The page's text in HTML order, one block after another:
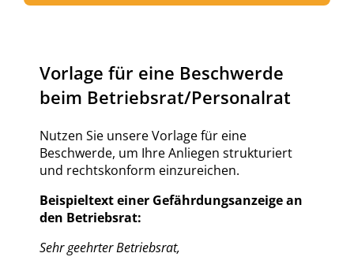
Vorlage für eine Beschwerde
beim Betriebsrat/Personalrat
Nutzen Sie unsere Vorlage für eine
Beschwerde, um Ihre Anliegen strukturiert
und rechtskonform einzureichen.
Beispieltext einer Gefährdungsanzeige an
den Betriebsrat:
Sehr geehrter Betriebsrat,